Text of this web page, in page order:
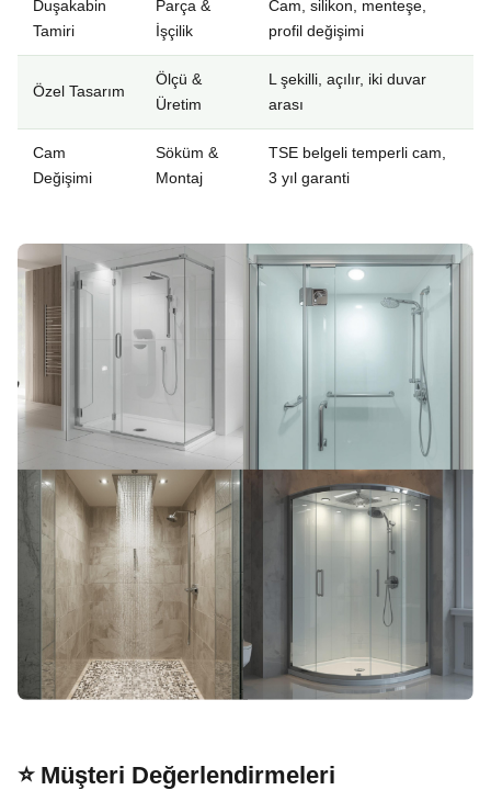
Duşakabin
Tamiri
Parça &
İşçilik
Cam, silikon, menteşe,
profil değişimi
Özel Tasarım
Ölçü &
Üretim
L şekilli, açılır, iki duvar
arası
Cam
Değişimi
Söküm &
Montaj
TSE belgeli temperli cam,
3 yıl garanti
⭐ Müşteri Değerlendirmeleri